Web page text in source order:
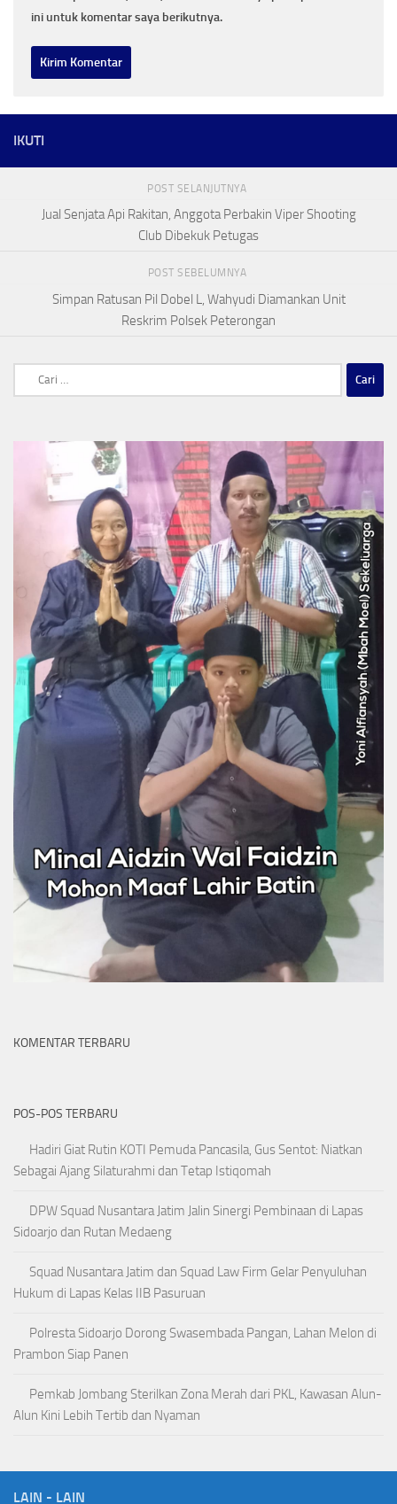
ini untuk komentar saya berikutnya.
IKUTI
POST SELANJUTNYA
Jual Senjata Api Rakitan, Anggota Perbakin Viper Shooting
Club Dibekuk Petugas
POST SEBELUMNYA
Simpan Ratusan Pil Dobel L, Wahyudi Diamankan Unit
Reskrim Polsek Peterongan
untuk:
KOMENTAR TERBARU
POS-POS TERBARU
Hadiri Giat Rutin KOTI Pemuda Pancasila, Gus Sentot: Niatkan
Sebagai Ajang Silaturahmi dan Tetap Istiqomah
DPW Squad Nusantara Jatim Jalin Sinergi Pembinaan di Lapas
Sidoarjo dan Rutan Medaeng
Squad Nusantara Jatim dan Squad Law Firm Gelar Penyuluhan
Hukum di Lapas Kelas IIB Pasuruan
Polresta Sidoarjo Dorong Swasembada Pangan, Lahan Melon di
Prambon Siap Panen
Pemkab Jombang Sterilkan Zona Merah dari PKL, Kawasan Alun-
Alun Kini Lebih Tertib dan Nyaman
LAIN - LAIN